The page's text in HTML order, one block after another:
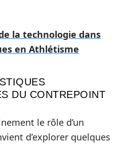
la technologie dans
en Athlétisme
DU CONTREPOINT
le rôle d’un
d’explorer quelques